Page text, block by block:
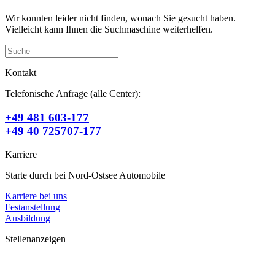
Wir konnten leider nicht finden, wonach Sie gesucht haben.
Vielleicht kann Ihnen die Suchmaschine weiterhelfen.
Kontakt
Telefonische Anfrage (alle Center):
+49 481 603-177
+49 40 725707-177
Karriere
Starte durch bei Nord-Ostsee Automobile
Karriere bei uns
Festanstellung
Ausbildung
Stellenanzeigen